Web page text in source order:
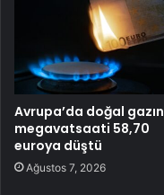
Avrupa’da doğal gazın
megavatsaati 58,70
euroya düştü
Ağustos 7, 2026